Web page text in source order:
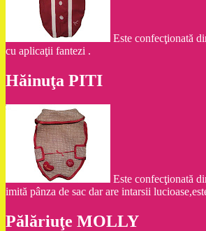
Este confecţionată
cu aplicaţii fantezi .
Hăinuţa PITI
Este confecţionată
imită pânza de sac dar are intarsii
Pălăriuţe MOLLY